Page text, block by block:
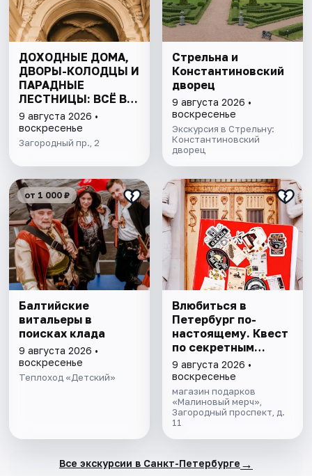
ДОХОДНЫЕ ДОМА,
ДВОРЫ-КОЛОДЦЫ И
ПАРАДНЫЕ
ЛЕСТНИЦЫ: ВСЁ В
ОДНОЙ ПРОГУЛКЕ
9 августа 2026 •
воскресенье
Загородный пр., 2
Стрельна и
Константиновский
дворец
9 августа 2026 •
воскресенье
Экскурсия в Стрельну:
Константиновский
дворец
от 1 000 ₽
Балтийские
витальеры в
поисках клада
9 августа 2026 •
воскресенье
Теплоход «Детский»
Влюбиться в
Петербург по-
настоящему. Квест
по секретным
местам
9 августа 2026 •
воскресенье
магазин подарков
«Малиновый мерч»,
Загородный проспект, д.
11
Все экскурсии в Санкт-Петербурге →